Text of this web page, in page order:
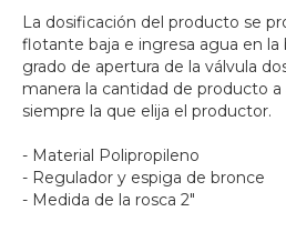
La dosificación del producto se
flotante baja e ingresa agua en la
grado de apertura de la válvula
manera la cantidad de producto a
siempre la que elija el productor.
- Material Polipropileno
- Regulador y espiga de bronce
- Medida de la rosca 2"